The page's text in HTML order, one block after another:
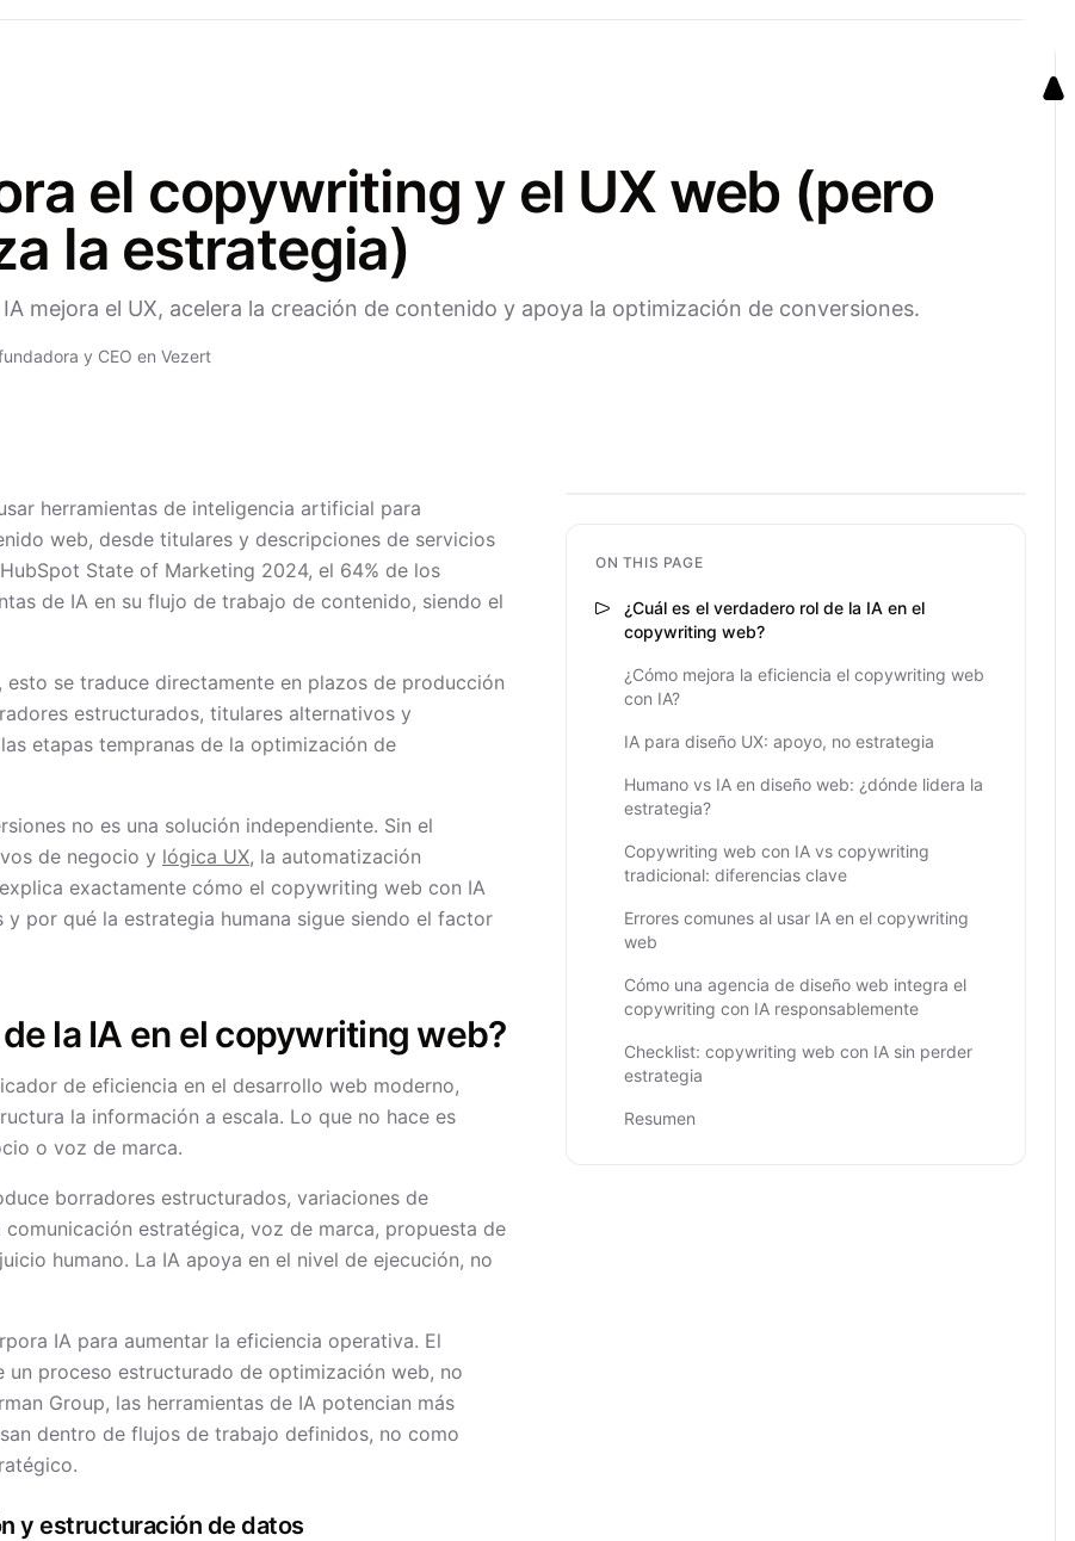
el copywriting y el UX web (pero
la estrategia)
mejora el UX, acelera la creación de contenido y apoya la optimización de conversiones.
y CEO en Vezert
herramientas de inteligencia artificial para
web, desde titulares y descripciones de servicios
State of Marketing 2024, el 64% de los
de IA en su flujo de trabajo de contenido, siendo el
se traduce directamente en plazos de producción
estructurados, titulares alternativos y
etapas tempranas de la optimización de
no es una solución independiente. Sin el
de negocio y lógica UX, la automatización
exactamente cómo el copywriting web con IA
por qué la estrategia humana sigue siendo el factor
la IA en el copywriting web?
de eficiencia en el desarrollo web moderno,
la información a escala. Lo que no hace es
o voz de marca.
borradores estructurados, variaciones de
estratégica, voz de marca, propuesta de
humano. La IA apoya en el nivel de ejecución, no
IA para aumentar la eficiencia operativa. El
proceso estructurado de optimización web, no
Group, las herramientas de IA potencian más
dentro de flujos de trabajo definidos, no como
y estructuración de datos
ON THIS PAGE
¿Cuál es el verdadero rol de la IA en el
copywriting web?
¿Cómo mejora la eficiencia el copywriting web
con IA?
IA para diseño UX: apoyo, no estrategia
Humano vs IA en diseño web: ¿dónde lidera la
estrategia?
Copywriting web con IA vs copywriting
tradicional: diferencias clave
Errores comunes al usar IA en el copywriting
web
Cómo una agencia de diseño web integra el
copywriting con IA responsablemente
Checklist: copywriting web con IA sin perder
estrategia
Resumen